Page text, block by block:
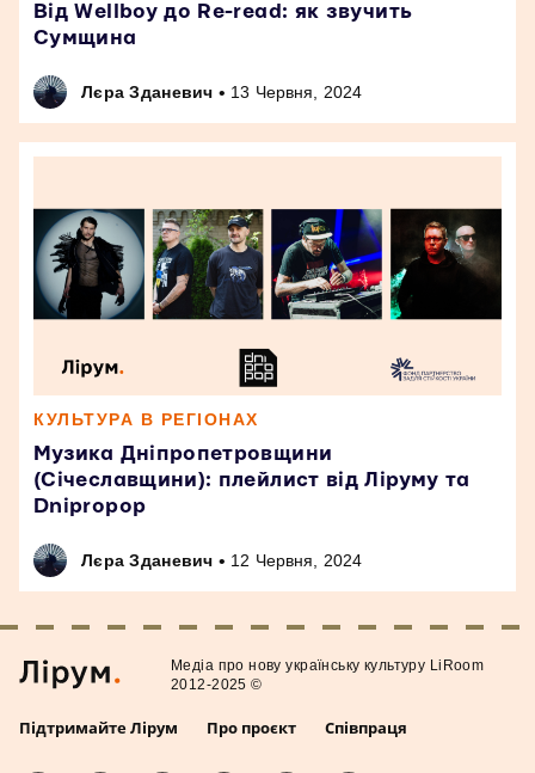
Від Wellboy до Re-read: як звучить
Сумщина
Лєра Зданевич • 13 Червня, 2024
КУЛЬТУРА В РЕГІОНАХ
Музика Дніпропетровщини
(Січеславщини): плейлист від Ліруму та
Dnipropop
Лєра Зданевич • 12 Червня, 2024
Підтримайте Лірум Про проєкт Співпраця
Медiа про нову українську культуру LiRoom
2012-2025 ©